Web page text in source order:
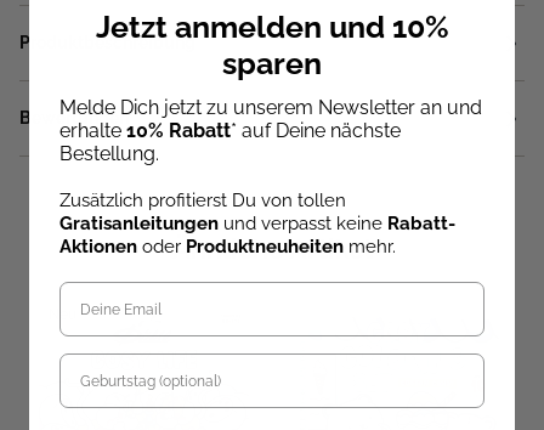
Produktbeschreibung
Bewertungen
Ähnliche Artikel
Jetzt anmelden und 10%
sparen
Melde Dich jetzt zu unserem Newsletter an und
erhalte 10% Rabatt* auf Deine nächste
Bestellung.
Zusätzlich profitierst Du von tollen
Gratisanleitungen und verpasst keine Rabatt-
Aktionen oder Produktneuheiten mehr.
Geburtstag